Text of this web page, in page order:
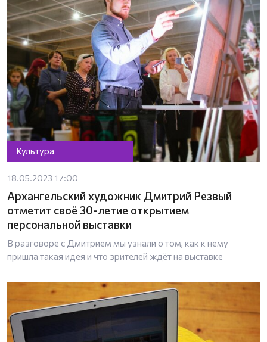
Культура
18.05.2023 17:00
Архангельский художник Дмитрий Резвый
отметит своё 30-летие открытием
персональной выставки
В разговоре с Дмитрием мы узнали о том, как к нему
пришла такая идея и что зрителей ждёт на выставке